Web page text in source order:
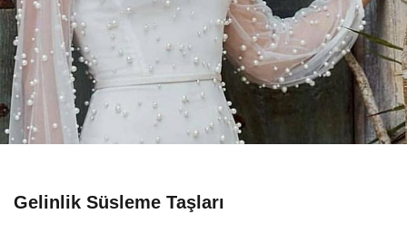
Gelinlik Süsleme Taşları